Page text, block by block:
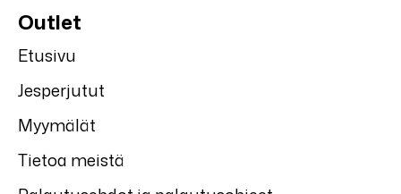
Outlet
Etusivu
Jesperjutut
Myymälät
Tietoa meistä